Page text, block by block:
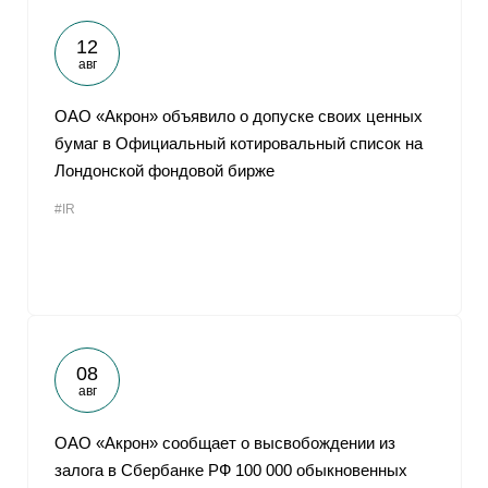
12
авг
ОАО «Акрон» объявило о допуске своих ценных
бумаг в Официальный котировальный список на
Лондонской фондовой бирже
#IR
08
авг
ОАО «Акрон» сообщает о высвобождении из
залога в Сбербанке РФ 100 000 обыкновенных